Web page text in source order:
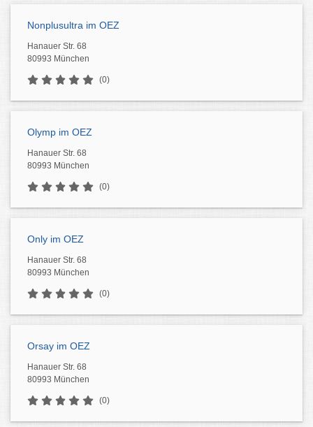
Nonplusultra im OEZ
Hanauer Str. 68
80993 München
(0)
Olymp im OEZ
Hanauer Str. 68
80993 München
(0)
Only im OEZ
Hanauer Str. 68
80993 München
(0)
Orsay im OEZ
Hanauer Str. 68
80993 München
(0)